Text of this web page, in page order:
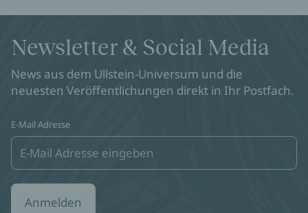
Newsletter & Social Media
News aus dem Ullstein-Universum und die
neuesten Veröffentlichungen direkt in Ihr Postfach.
E-Mail Adresse
Anmelden